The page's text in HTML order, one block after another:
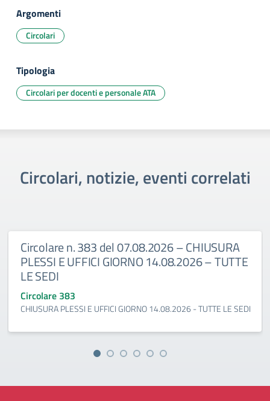
Argomenti
Circolari
Tipologia
Circolari per docenti e personale ATA
Circolari, notizie, eventi correlati
Circolare n. 383 del 07.08.2026 – CHIUSURA
PLESSI E UFFICI GIORNO 14.08.2026 – TUTTE
LE SEDI
Circolare 383
CHIUSURA PLESSI E UFFICI GIORNO 14.08.2026 - TUTTE LE SEDI